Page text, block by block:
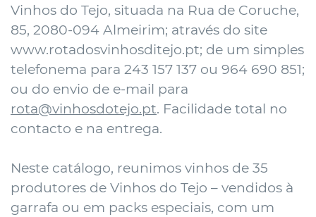
Vinhos do Tejo, situada na Rua de Coruche,
85, 2080-094 Almeirim; através do site
www.rotadosvinhosditejo.pt; de um simples
telefonema para 243 157 137 ou 964 690 851;
ou do envio de e-mail para
rota@vinhosdotejo.pt. Facilidade total no
contacto e na entrega.
Neste catálogo, reunimos vinhos de 35
produtores de Vinhos do Tejo – vendidos à
garrafa ou em packs especiais, com um